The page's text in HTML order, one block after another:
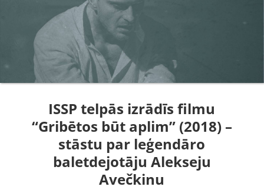
ISSP telpās izrādīs filmu
“Gribētos būt aplim” (2018) –
stāstu par leģendāro
baletdejotāju Alekseju
Avečkinu